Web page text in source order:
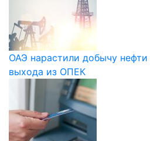
ОАЭ нарастили добычу
выхода из ОПЕК